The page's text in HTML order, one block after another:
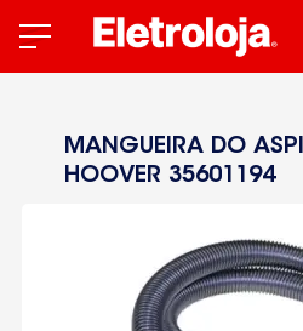
MANGUEIRA DO
HOOVER 35601194